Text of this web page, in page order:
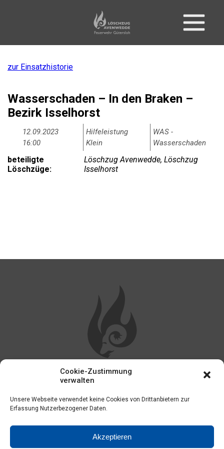
Cookie-Zustimmung
verwalten
Unsere Webseite verwendet keine Cookies von Drittanbietern zur
Erfassung Nutzerbezogener Daten.
Akzeptieren
zur Einsatzhistorie
Wasserschaden – In den Braken –
Bezirk Isselhorst
12.09.2023
16:00
Hilfeleistung
Klein
WAS -
Wasserschaden
beteiligte
Löschzüge:
Löschzug Avenwedde, Löschzug
Isselhorst
WEITERE LINKS
Impressum
Kontakt